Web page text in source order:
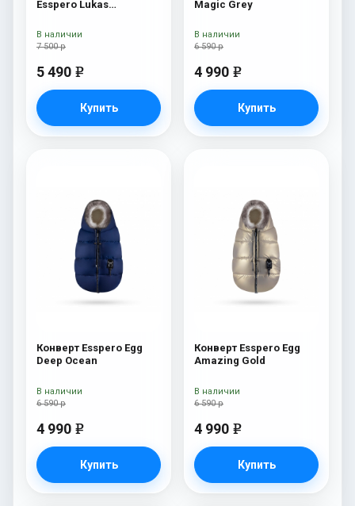
Esspero Lukas
шерсть) Blue Mountain
7 500 р
5 490 e
Купить
В наличии
Magic Grey
6 590 р
4 990 e
Купить
В наличии
Конверт Esspero Egg
Deep Ocean
6 590 р
4 990 e
Купить
В наличии
Конверт Esspero Egg
Amazing Gold
6 590 р
4 990 e
Купить
В наличии